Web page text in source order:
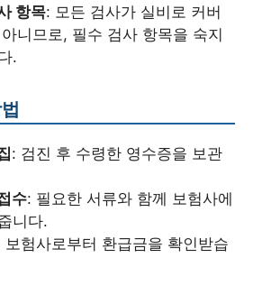
항목: 모든 검사가 실비로 커버
니므로, 필수 검사 항목을 숙지
.
: 검진 후 수령한 영수증을 보관
수: 필요한 서류와 함께 보험사에
니다.
보험사로부터 환급금을 확인받습